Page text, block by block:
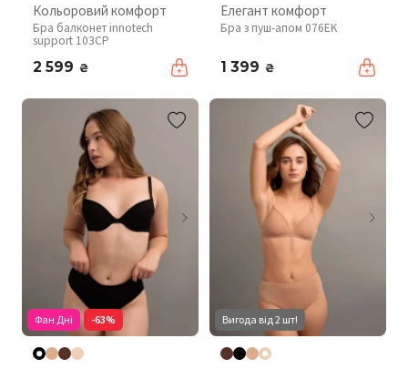
Кольоровий комфорт
Бра балконет innotech
support 103CP
2 599 ₴
Елегант комфорт
Бра з пуш-апом 076EK
1 399 ₴
Фан Дні -63% Вигода від 2 шт!